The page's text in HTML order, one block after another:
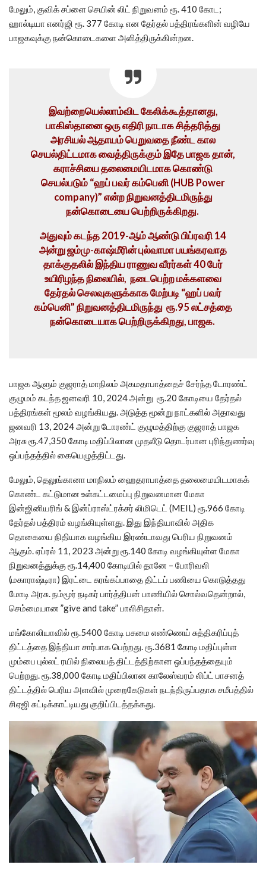
மேலும், குவிக் சப்ளை செயின் லிட் நிறுவனம் ரூ. 410 கோட;
ஹால்டியா எனர்ஜி ரூ. 377 கோடி என தேர்தல் பத்திரங்களின் வழியே
பாஜகவுக்கு நன்கொடைகளை அளித்திருக்கின்றன.
இவற்றையெல்லாம்விட கேலிக்கூத்தானது,
பாகிஸ்தானை ஒரு எதிரி நாடாக சித்தரித்து
அரசியல் ஆதாயம் பெறுவதை நீண்ட கால
செயல்திட்டமாக வைத்திருக்கும் இதே பாஜக தான்,
கராச்சியை தலைமையிடமாக கொண்டு
செயல்படும் “ஹப் பவர் கம்பெனி (HUB Power
company)” என்ற நிறுவனத்திடமிருந்து
நன்கொடையை பெற்றிருக்கிறது.
அதுவும் கடந்த 2019-ஆம் ஆண்டு பிப்ரவரி 14
அன்று ஜம்மு-காஷ்மீரின் புல்வாமா பயங்கரவாத
தாக்குதலில் இந்திய ராணுவ வீரர்கள் 40 பேர்
உயிரிழந்த நிலையில், நடைபெற்ற மக்களவை
தேர்தல் செலவுகளுக்காக மேற்படி “ஹப் பவர்
கம்பெனி” நிறுவனத்திடமிருந்து ரூ.95 லட்சத்தை
நன்கொடையாக பெற்றிருக்கிறது, பாஜக.
பாஜக ஆளும் குஜராத் மாநிலம் அகமதாபாத்தைச் சேர்ந்த டோரண்ட்
குழுமம் கடந்த ஜனவரி 10, 2024 அன்று ரூ.20 கோடியை தேர்தல்
பத்திரங்கள் மூலம் வழங்கியது. அடுத்த மூன்று நாட்களில் அதாவது
ஜனவரி 13, 2024 அன்று டோரண்ட் குழுமத்திற்கு குஜராத் பாஜக
அரசு ரூ.47,350 கோடி மதிப்பிலான முதலீடு தொடர்பான புரிந்துணர்வு
ஒப்பந்தத்தில் கையெழுத்திட்டது.
மேலும், தெலுங்கானா மாநிலம் ஹைதராபாத்தை தலைமையிடமாகக்
கொண்ட கட்டுமான உள்கட்டமைப்பு நிறுவனமான மேகா
இன்ஜினியரிங் & இன்ப்ராஸ்ட்ரக்சர் லிமிடெட் (MEIL) ரூ.966 கோடி
தேர்தல் பத்திரம் வழங்கியுள்ளது. இது இந்தியாவில் அதிக
தொகையை நிதியாக வழங்கிய இரண்டாவது பெரிய நிறுவனம்
ஆகும். ஏப்ரல் 11, 2023 அன்று ரூ.140 கோடி வழங்கியுள்ள மேகா
நிறுவனத்துக்கு ரூ.14,400 கோடியில் தானே – போரிவலி
(மகாராஷ்டிரா) இரட்டை சுரங்கப்பாதை திட்டப் பணியை கொடுத்தது
மோடி அரசு. நம்மூர் நடிகர் பார்த்திபன் பாணியில் சொல்வதென்றால்,
செம்மையான ”give and take” பாலிசிதான்.
மங்கோலியாவில் ரூ.5400 கோடி பசுமை எண்ணெய் சுத்திகரிப்புத்
திட்டத்தை இந்தியா சார்பாக பெற்றது. ரூ.3681 கோடி மதிப்புள்ள
மும்பை புல்லட் ரயில் நிலையத் திட்டத்திற்கான ஒப்பந்தத்தையும்
பெற்றது. ரூ.38,000 கோடி மதிப்பிலான காலேஸ்வரம் லிப்ட் பாசனத்
திட்டத்தில் பெரிய அளவில் முறைகேடுகள் நடந்திருப்பதாக சமீபத்தில்
சிஏஜி சுட்டிக்காட்டியது குறிப்பிடத்தக்கது.